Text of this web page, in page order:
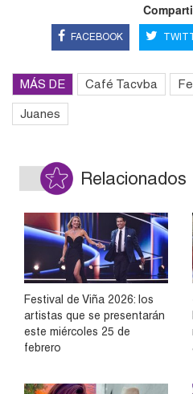
FACEBOOK
MÁS DE Café Tacvba
Juanes
Relacionados
Festival de Viña 2026: los
artistas que se presentarán
este miércoles 25 de
febrero